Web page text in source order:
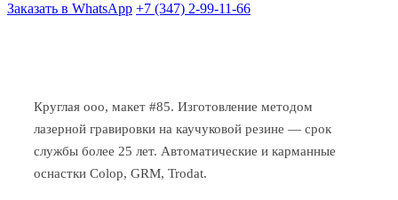
Заказать в WhatsApp +7 (347) 2-99-11-66
Круглая ооо, макет #85. Изготовление методом
лазерной гравировки на каучуковой резине — срок
службы более 25 лет. Автоматические и карманные
оснастки Colop, GRM, Trodat.